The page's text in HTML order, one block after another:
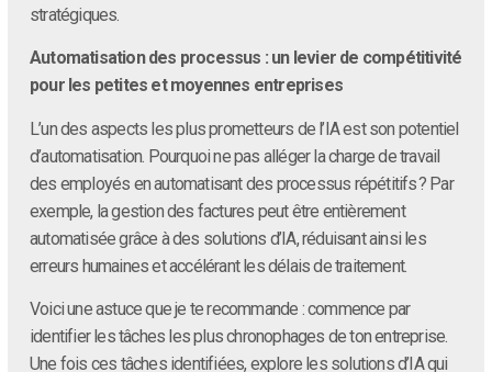
stratégiques.
Automatisation des processus : un levier de compétitivité
pour les petites et moyennes entreprises
L’un des aspects les plus prometteurs de l’IA est son potentiel
d’automatisation. Pourquoi ne pas alléger la charge de travail
des employés en automatisant des processus répétitifs ? Par
exemple, la gestion des factures peut être entièrement
automatisée grâce à des solutions d’IA, réduisant ainsi les
erreurs humaines et accélérant les délais de traitement.
Voici une astuce que je te recommande : commence par
identifier les tâches les plus chronophages de ton entreprise.
Une fois ces tâches identifiées, explore les solutions d’IA qui